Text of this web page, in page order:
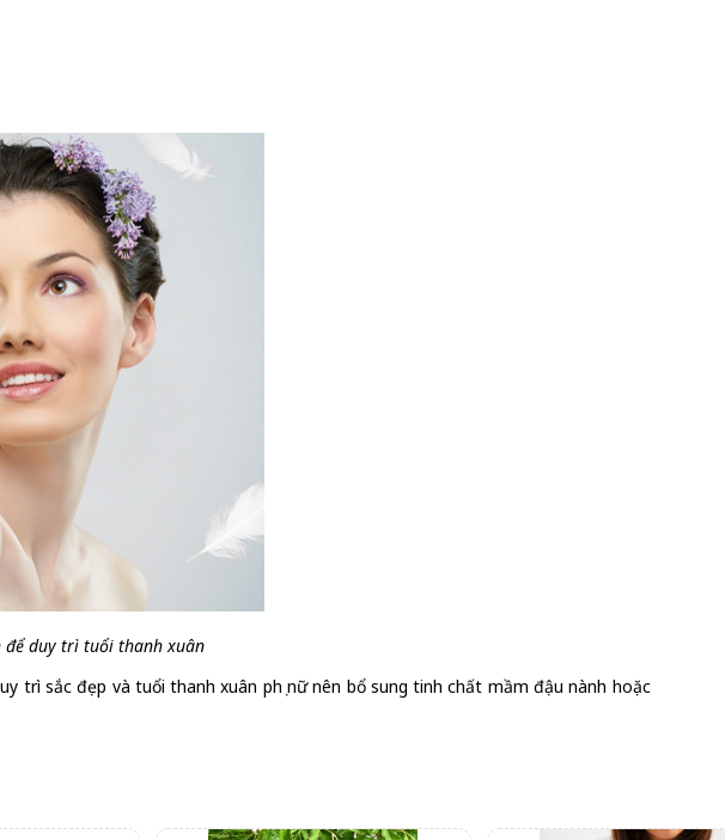
để duy trì tuổi thanh xuân
trì sắc đẹp và tuổi thanh xuân phụ nữ nên bổ sung tinh chất mầm đậu nành hoặc